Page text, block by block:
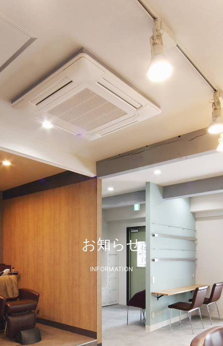
お知らせ
INFORMATION